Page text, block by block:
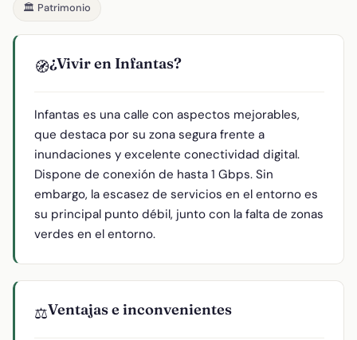
🏛️ Patrimonio
🧭¿Vivir en Infantas?
Infantas es una calle con aspectos mejorables,
que destaca por su zona segura frente a
inundaciones y excelente conectividad digital.
Dispone de conexión de hasta 1 Gbps. Sin
embargo, la escasez de servicios en el entorno es
su principal punto débil, junto con la falta de zonas
verdes en el entorno.
⚖️Ventajas e inconvenientes